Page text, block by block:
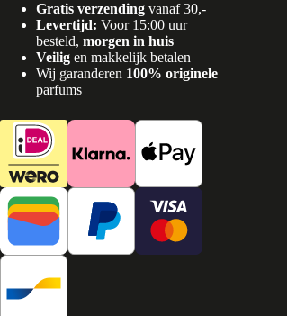
Gratis verzending vanaf 30,-
Levertijd: Voor 15:00 uur
besteld, morgen in huis
Veilig en makkelijk betalen
Wij garanderen 100% originele
parfums